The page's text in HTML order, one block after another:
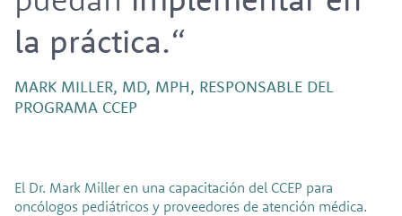
la práctica.“
MARK MILLER, MD, MPH, RESPONSABLE DEL
PROGRAMA CCEP
El Dr. Mark Miller en una capacitación del CCEP para
oncólogos pediátricos y proveedores de atención médica.